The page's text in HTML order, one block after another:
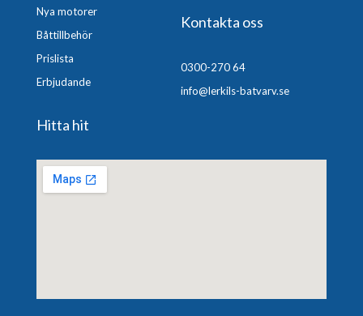
Nya motorer
Båttillbehör
Prislista
Erbjudande
Kontakta oss
0300-270 64
info@lerkils-batvarv.se
Hitta hit